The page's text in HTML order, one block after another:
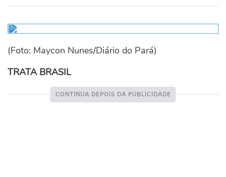
(Foto: Maycon Nunes/Diário do Pará)
TRATA BRASIL